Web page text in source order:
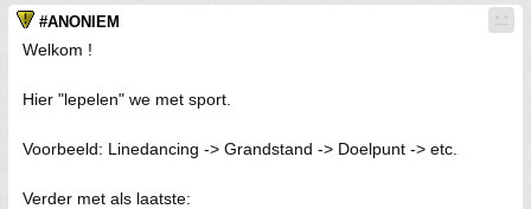
#ANONIEM
Welkom !
Hier "lepelen" we met sport.
Voorbeeld: Linedancing -> Grandstand -> Doelpunt -> etc.
Verder met als laatste: